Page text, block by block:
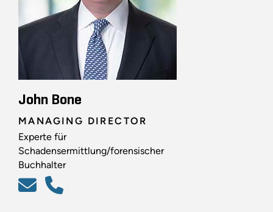
John Bone
MANAGING DIRECTOR
Experte für
Schadensermittlung/forensischer
Buchhalter